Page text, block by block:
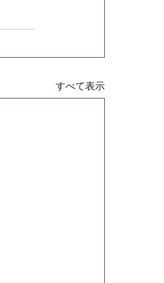
すべて表示